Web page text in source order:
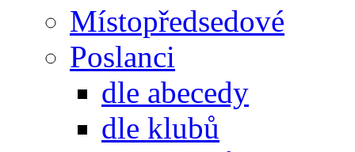
Místopředsedové
Poslanci
dle abecedy
dle klubů